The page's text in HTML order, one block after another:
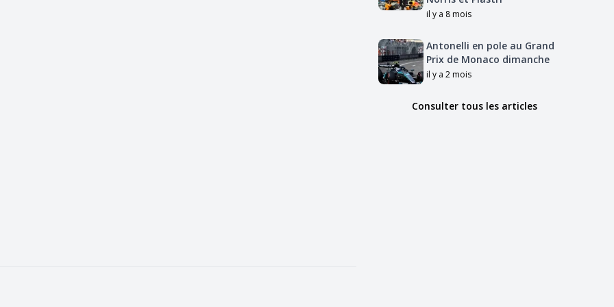
il y a 8 mois
Antonelli en pole au Grand
Prix de Monaco dimanche
il y a 2 mois
Consulter tous les articles